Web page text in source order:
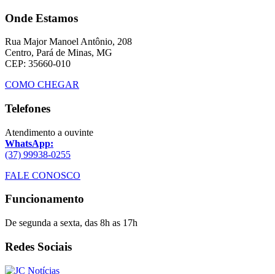
Onde Estamos
Rua Major Manoel Antônio, 208
Centro, Pará de Minas, MG
CEP: 35660-010
COMO CHEGAR
Telefones
Atendimento a ouvinte
WhatsApp:
(37) 99938-0255
FALE CONOSCO
Funcionamento
De segunda a sexta, das 8h as 17h
Redes Sociais